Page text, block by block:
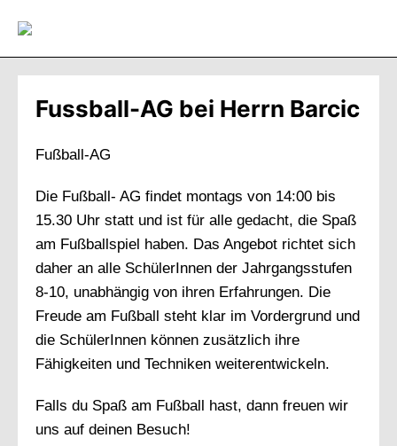
zum
Inhalt
Fussball-AG bei Herrn Barcic
Fußball-AG
Die Fußball- AG findet montags von 14:00 bis
15.30 Uhr statt und ist für alle gedacht, die Spaß
am Fußballspiel haben. Das Angebot richtet sich
daher an alle SchülerInnen der Jahrgangsstufen
8-10, unabhängig von ihren Erfahrungen. Die
Freude am Fußball steht klar im Vordergrund und
die SchülerInnen können zusätzlich ihre
Fähigkeiten und Techniken weiterentwickeln.
Falls du Spaß am Fußball hast, dann freuen wir
uns auf deinen Besuch!